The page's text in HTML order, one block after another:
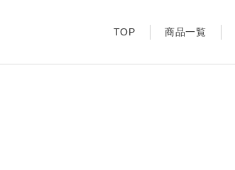
TOP 商品一覧